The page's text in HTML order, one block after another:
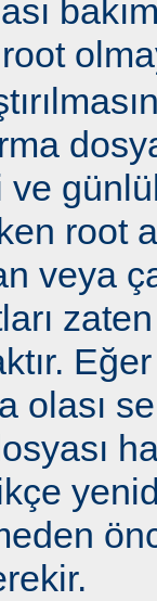
root
root
veya
olası